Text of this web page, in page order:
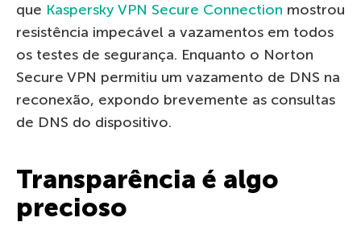
que Kaspersky VPN Secure Connection mostrou
resistência impecável a vazamentos em todos
os testes de segurança. Enquanto o Norton
Secure VPN permitiu um vazamento de DNS na
reconexão, expondo brevemente as consultas
de DNS do dispositivo.
Transparência é algo
precioso